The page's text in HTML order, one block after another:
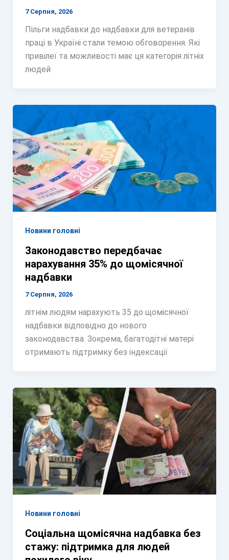
7 Серпня, 2026
Пільги надбавки до надбавки для ветеранів
праці в Україні стали темою обговорення. Які
привілеї та можливості має ця категорія літніх
людей
Новини головні
Законодавство передбачає
нарахування 35% до щомісячної
надбавки
7 Серпня, 2026
літнім людям нарахують 35 до щомісячної
надбавки відповідно до нового
законодавства. Зокрема, багатодітні матері
отримають підтримку без індексації
Новини головні
Соціальна щомісячна надбавка без
стажу: підтримка для людей